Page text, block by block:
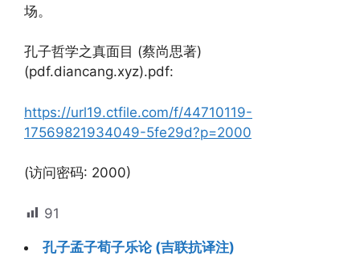
场。
孔子哲学之真面目 (蔡尚思著)
(pdf.diancang.xyz).pdf:
https://url19.ctfile.com/f/44710119-
17569821934049-5fe29d?p=2000
(访问密码: 2000)
91
孔子孟子荀子乐论 (吉联抗译注)